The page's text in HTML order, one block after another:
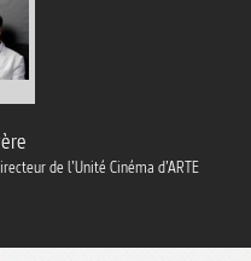
de l’Unité Cinéma d’ARTE